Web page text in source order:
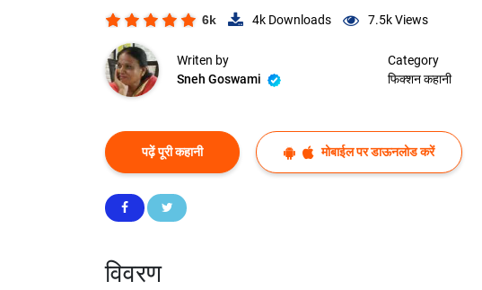
6k 4k Downloads 7.5kViews
Writen by
Sneh Goswami
Category
फिक्शन कहानी
पढ़ें पूरी कहानी मोबाईल पर डाऊनलोड करें
विवरण